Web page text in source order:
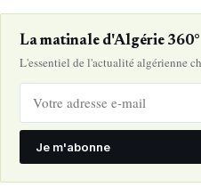
La matinale d'Algérie 360°
L'essentiel de l'actualité algérienne
Je m'abonne